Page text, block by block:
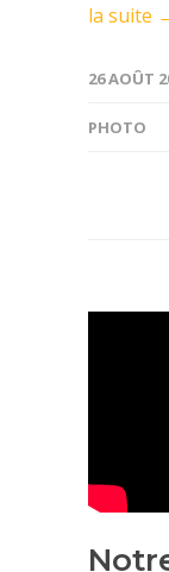
la suite
26 AOÛT
PHOTO